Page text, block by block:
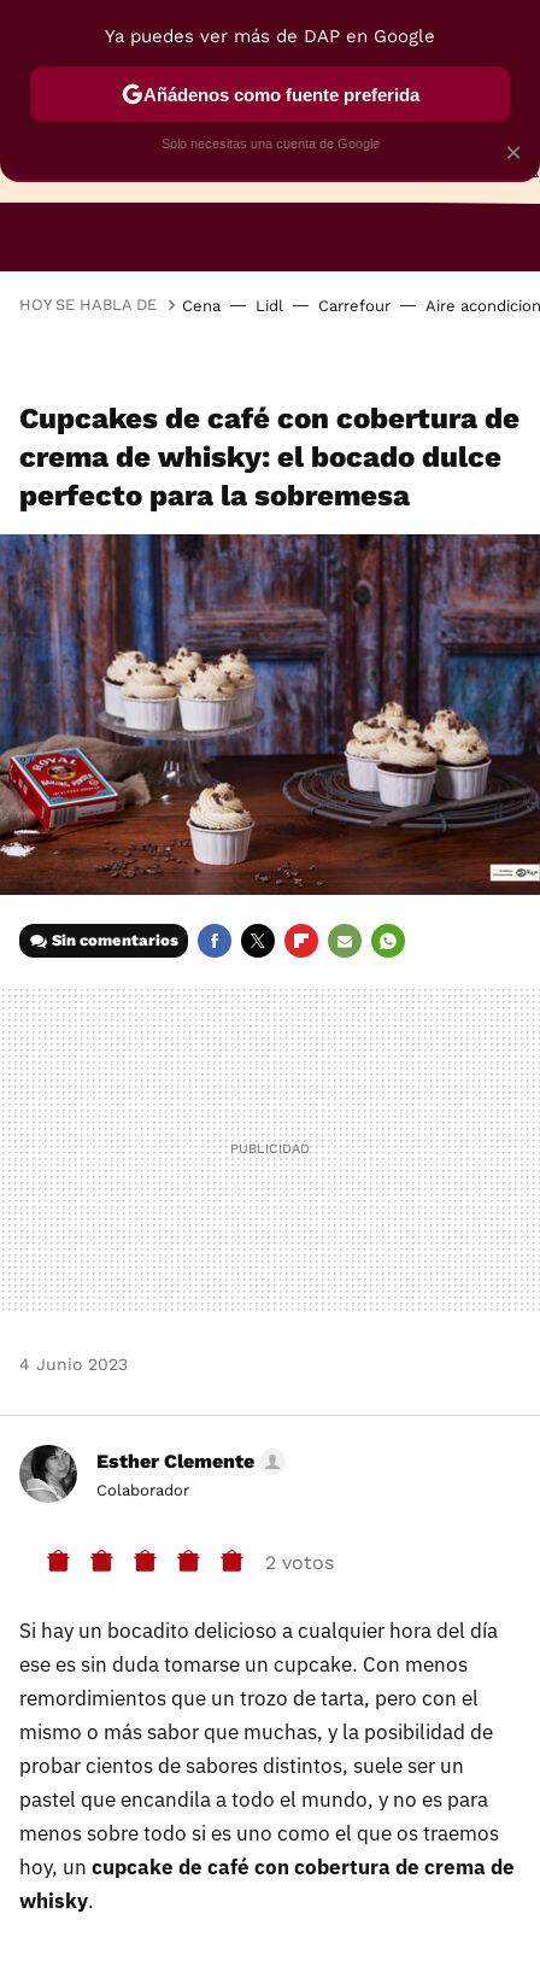
HOY SE HABLA DE Cena Lidl Carrefour Aire
Cupcakes de café con cobertura de
crema de whisky: el bocado dulce
perfecto para la sobremesa
Sin comentarios
MAIL
4 Junio 2023
Esther Clemente
Colaborador
2 votos
Si hay un bocadito delicioso a cualquier hora del día
ese es sin duda tomarse un cupcake. Con menos
remordimientos que un trozo de tarta, pero con el
mismo o más sabor que muchas, y la posibilidad de
probar cientos de sabores distintos, suele ser un
pastel que encandila a todo el mundo, y no es para
menos sobre todo si es uno como el que os traemos
hoy, un cupcake de café con cobertura de crema de
whisky.
×
Ya puedes ver más de DAP en Google
Añádenos como fuente preferida
Solo necesitas una cuenta de Google